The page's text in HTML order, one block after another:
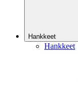
Hankkeet
Hankkeet